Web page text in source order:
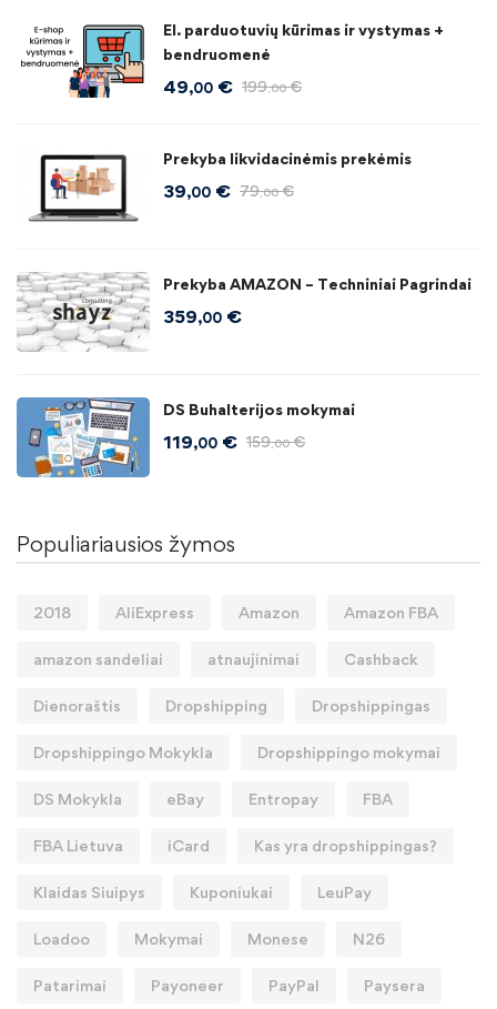
El. parduotuvių kūrimas ir vystymas +
bendruomenė
49,00 € 199,00 €
Prekyba likvidacinėmis prekėmis
39,00 € 79,00 €
Prekyba AMAZON – Techniniai Pagrindai
359,00 €
DS Buhalterijos mokymai
119,00 € 159,00 €
Populiariausios žymos
2018 AliExpress Amazon Amazon FBA
amazon sandeliai atnaujinimai Cashback
Dienoraštis Dropshipping Dropshippingas
Dropshippingo Mokykla Dropshippingo mokymai
DS Mokykla eBay Entropay FBA
FBA Lietuva iCard Kas yra dropshippingas?
Klaidas Siuipys Kuponiukai LeuPay
Loadoo Mokymai Monese N26
Patarimai Payoneer PayPal Paysera